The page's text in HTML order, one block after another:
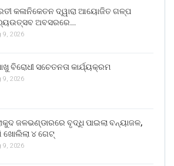
କଳାନିକେତନ ଦ୍ୱାରା ଆୟୋଜିତ ଗଳ୍ପ
ଅବସରରେ…
9, 2026
ବିରୋଧୀ ସଚେତନତା କାର୍ଯ୍ୟକ୍ରମ
9, 2026
ଜଳଭଣ୍ଡାରରେ ବୃଦ୍ଧି ପାଇଲା ବନ୍ୟାଜଳ,
ଖୋଲିଲା ୪ ଗେଟ୍
9, 2026